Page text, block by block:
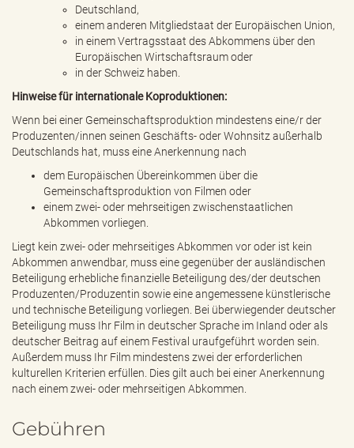
Deutschland,
einem anderen Mitgliedstaat der Europäischen Union,
in einem Vertragsstaat des Abkommens über den
Europäischen Wirtschaftsraum oder
in der Schweiz haben.
Hinweise für internationale Koproduktionen:
Wenn bei einer Gemeinschaftsproduktion mindestens eine/r der
Produzenten/innen seinen Geschäfts- oder Wohnsitz außerhalb
Deutschlands hat, muss eine Anerkennung nach
dem Europäischen Übereinkommen über die
Gemeinschaftsproduktion von Filmen oder
einem zwei- oder mehrseitigen zwischenstaatlichen
Abkommen vorliegen.
Liegt kein zwei- oder mehrseitiges Abkommen vor oder ist kein
Abkommen anwendbar, muss eine gegenüber der ausländischen
Beteiligung erhebliche finanzielle Beteiligung des/der deutschen
Produzenten/Produzentin sowie eine angemessene künstlerische
und technische Beteiligung vorliegen. Bei überwiegender deutscher
Beteiligung muss Ihr Film in deutscher Sprache im Inland oder als
deutscher Beitrag auf einem Festival uraufgeführt worden sein.
Außerdem muss Ihr Film mindestens zwei der erforderlichen
kulturellen Kriterien erfüllen. Dies gilt auch bei einer Anerkennung
nach einem zwei- oder mehrseitigen Abkommen.
Gebühren